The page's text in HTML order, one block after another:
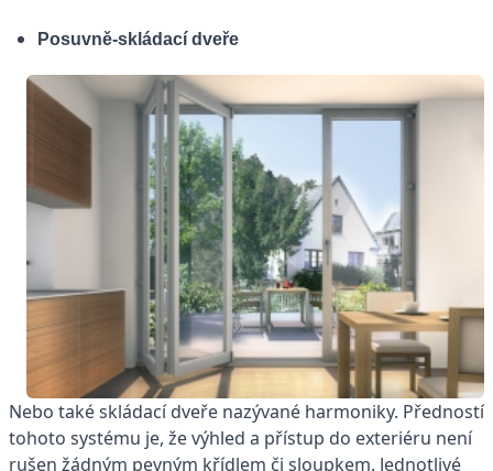
Posuvně-skládací dveře
Nebo také skládací dveře nazývané harmoniky. Předností
tohoto systému je, že výhled a přístup do exteriéru není
rušen žádným pevným křídlem či sloupkem. Jednotlivé